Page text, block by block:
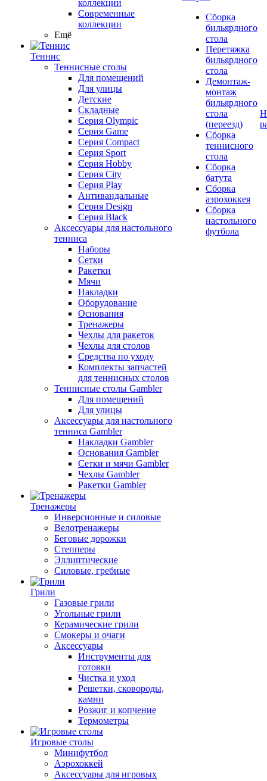
коллекции
Современные
коллекции
Ещё
Теннис
Теннисные столы
Для помещений
Для улицы
Детские
Складные
Серия Olympic
Серия Game
Серия Compact
Серия Sport
Серия Hobby
Серия City
Серия Play
Антивандальные
Серия Design
Серия Black
Аксессуары для настольного
тенниса
Наборы
Сетки
Ракетки
Мячи
Накладки
Оборудование
Основания
Тренажеры
Чехлы для ракеток
Чехлы для столов
Средства по уходу
Комплекты запчастей
для теннисных столов
Теннисные столы Gambler
Для помещений
Для улицы
Аксессуары для настольного
тенниса Gambler
Накладки Gambler
Основания Gambler
Сетки и мячи Gambler
Чехлы Gambler
Ракетки Gambler
Тренажеры
Инверсионные и силовые
Велотренажеры
Беговые дорожки
Степперы
Эллиптические
Силовые, гребные
Грили
Газовые грили
Угольные грили
Керамические грили
Смокеры и очаги
Аксессуары
Инструменты для
готовки
Чистка и уход
Решетки, сковороды,
камни
Розжиг и копчение
Термометры
Игровые столы
Минифутбол
Аэрохоккей
Аксессуары для игровых
Сборка
бильярдного
стола
Перетяжка
бильярдного
стола
Демонтаж-
монтаж
бильярдного
стола
(переезд)
Сборка
теннисного
стола
Сборка
батута
Сборка
аэрохоккея
Сборка
настольного
футбола